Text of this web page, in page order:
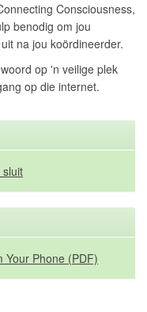
Consciousness,
benodig om jou
na jou koördineerder.
op 'n veilige plek
op die internet.
sluit
Your Phone (PDF)